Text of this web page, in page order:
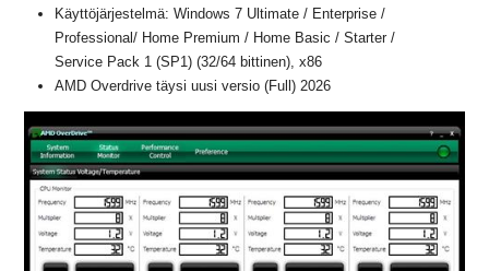
Käyttöjärjestelmä: Windows 7 Ultimate / Enterprise /
Professional/ Home Premium / Home Basic / Starter /
Service Pack 1 (SP1) (32/64 bittinen), x86
AMD Overdrive täysi uusi versio (Full) 2026